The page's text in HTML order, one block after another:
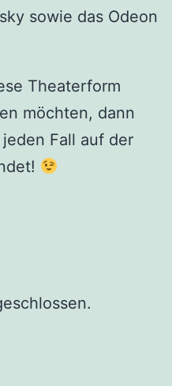
sowie das Odeon
Theaterform
möchten, dann
Fall auf der